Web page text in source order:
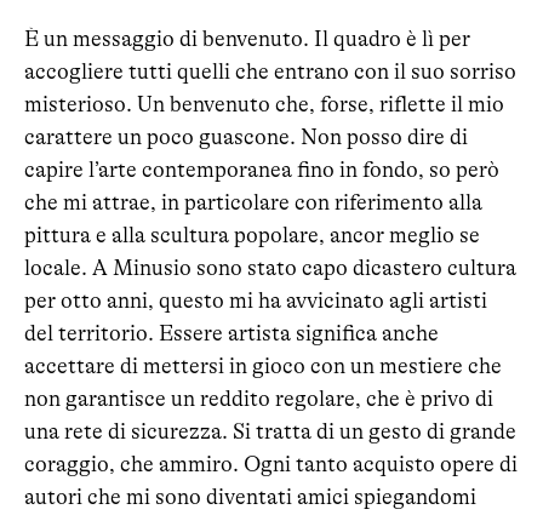
È un messaggio di benvenuto. Il quadro è lì per
accogliere tutti quelli che entrano con il suo sorriso
misterioso. Un benvenuto che, forse, riflette il mio
carattere un poco guascone. Non posso dire di
capire l’arte contemporanea fino in fondo, so però
che mi attrae, in particolare con riferimento alla
pittura e alla scultura popolare, ancor meglio se
locale. A Minusio sono stato capo dicastero cultura
per otto anni, questo mi ha avvicinato agli artisti
del territorio. Essere artista significa anche
accettare di mettersi in gioco con un mestiere che
non garantisce un reddito regolare, che è privo di
una rete di sicurezza. Si tratta di un gesto di grande
coraggio, che ammiro. Ogni tanto acquisto opere di
autori che mi sono diventati amici spiegandomi